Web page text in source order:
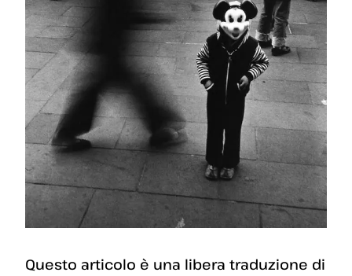
Questo articolo è una libera traduzione di